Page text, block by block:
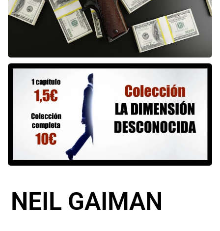
NEIL GAIMAN